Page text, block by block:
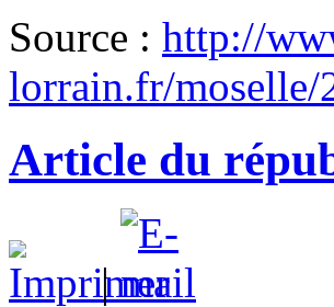
Source : http://
lorrain.fr/moselle/
Article du
|